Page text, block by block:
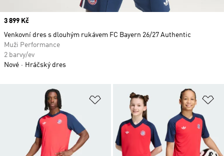
Přidat do seznamu přání
Price
3 899 Kč
Venkovní dres s dlouhým rukávem FC Bayern 26/27 Authentic
Muži Performance
2 barvy/ev
Nové
Hráčský dres